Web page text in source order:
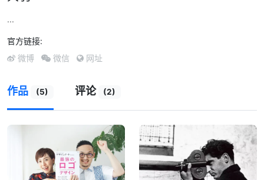
...
官方链接:
微博 微信 网址
作品 (5) 评论 (2)